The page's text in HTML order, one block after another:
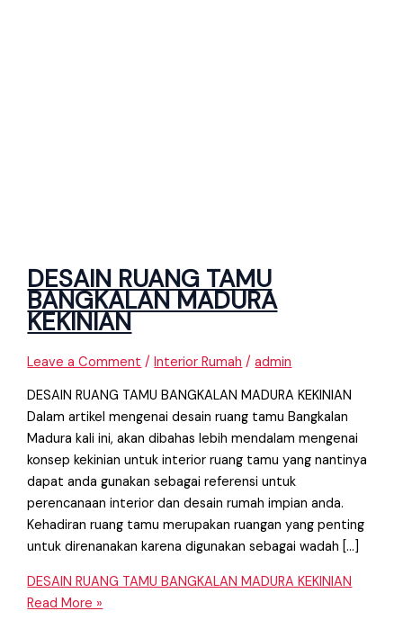
DESAIN RUANG TAMU
BANGKALAN MADURA
KEKINIAN
Leave a Comment /Interior Rumah /admin
DESAIN RUANG TAMU BANGKALAN MADURA KEKINIAN
Dalam artikel mengenai desain ruang tamu Bangkalan
Madura kali ini, akan dibahas lebih mendalam mengenai
konsep kekinian untuk interior ruang tamu yang nantinya
dapat anda gunakan sebagai referensi untuk
perencanaan interior dan desain rumah impian anda.
Kehadiran ruang tamu merupakan ruangan yang penting
untuk direnanakan karena digunakan sebagai wadah […]
DESAIN RUANG TAMU BANGKALAN MADURA KEKINIAN
Read More »